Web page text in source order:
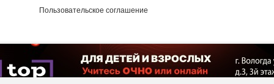
Пользовательское соглашение
Copyright ©2016- 2026Рекламная группа «Медиа консалт»